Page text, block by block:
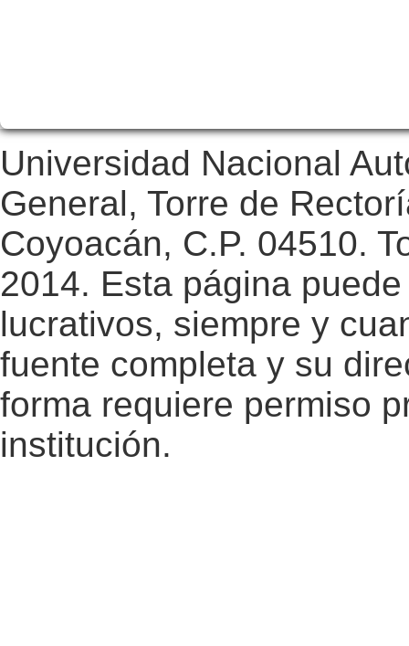
Universidad Nacional
General, Torre de
Coyoacán, C.P. 04510.
2014. Esta página
lucrativos, siempre y
fuente completa y su
forma requiere permiso
institución.